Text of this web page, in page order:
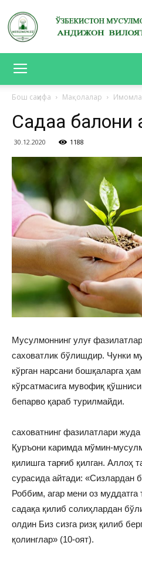
Бош саҳифа Мақолалар
Садақа балони
30.12.2020 1188
Мусулмоннинг улуғ
саховатлик бўлишдир. Чунки
кўрган нарсани бошқаларга
кўрсатмасига мувофиқ
бепарво қараб турилмайди.
саховатнинг фазилатлари
Қуръони каримда мўмин-
қилишга тарғиб қилган. Аллоҳ
сурасида айтади: «Сизлардан
Роббим, агар мени оз муддатга
садақа қилиб солиҳлардан
олдин Биз сизга ризқ қилиб
қолинглар» (10-оят).